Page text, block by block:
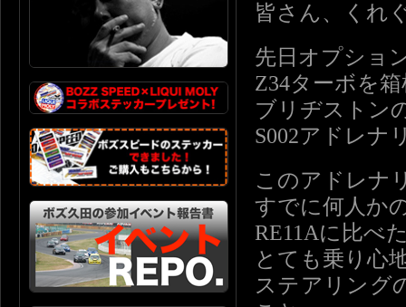
皆さん、くれ
先日オプショ
Z34ターボを
ブリヂストン
S002アドレナ
このアドレナ
すでに何人か
RE11Aに比べ
とても乗り心
ステアリング